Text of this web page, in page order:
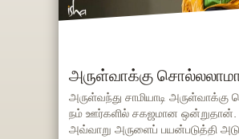
அருள்வாக்கு
அருள்வந்து சாமியாடி அருள்வாக்கு
நம் ஊர்களில் சகஜமான
அவ்வாறு அருளைப் பயன்படுத்தி